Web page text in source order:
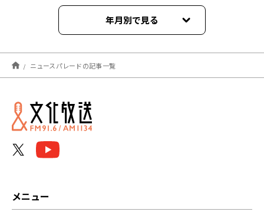
年月別で見る
2026年04月
2026年03月
2026年02月
ニュースパレードの記事一覧
メニュー